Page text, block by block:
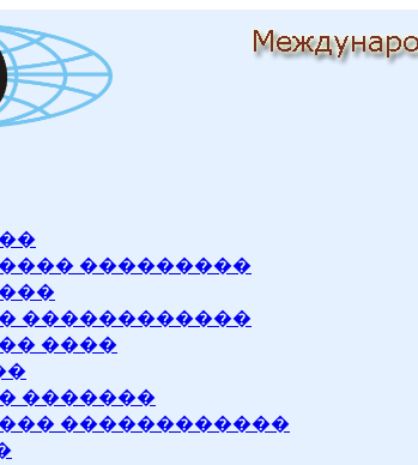
���������
������������
����
�������
������������